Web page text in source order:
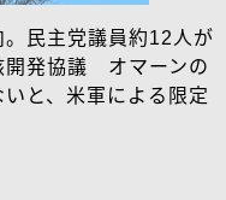
民主党議員約12人が
開発協議 オマーンの
と、米軍による限定